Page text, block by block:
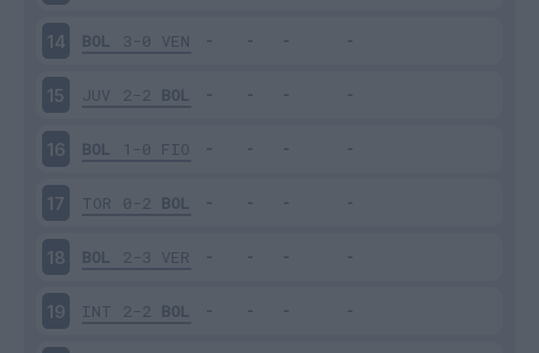
14 BOL 3-0 VEN
15 JUV 2-2 BOL
16 BOL 1-0 FIO
17 TOR 0-2 BOL
18 BOL 2-3 VER
19 INT 2-2 BOL